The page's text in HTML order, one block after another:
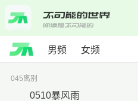
男频 女频
045离别
0510暴风雨